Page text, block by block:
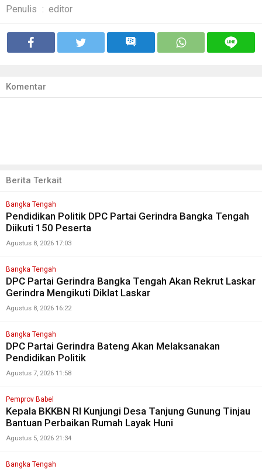
Penulis : editor
Komentar
Berita Terkait
Bangka Tengah
Pendidikan Politik DPC Partai Gerindra Bangka Tengah
Diikuti 150 Peserta
Agustus 8, 2026 17:03
Bangka Tengah
DPC Partai Gerindra Bangka Tengah Akan Rekrut Laskar
Gerindra Mengikuti Diklat Laskar
Agustus 8, 2026 16:22
Bangka Tengah
DPC Partai Gerindra Bateng Akan Melaksanakan
Pendidikan Politik
Agustus 7, 2026 11:58
Pemprov Babel
Kepala BKKBN RI Kunjungi Desa Tanjung Gunung Tinjau
Bantuan Perbaikan Rumah Layak Huni
Agustus 5, 2026 21:34
Bangka Tengah